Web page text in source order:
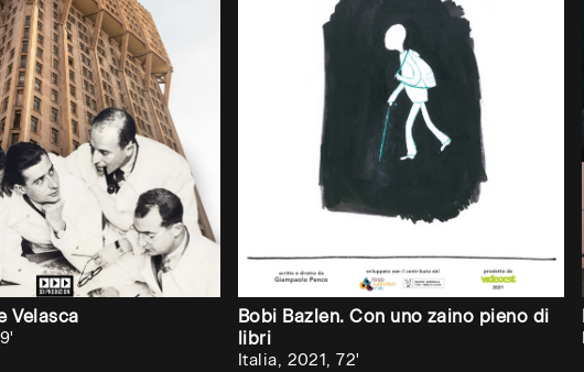
Velasca
Bobi Bazlen. Con uno zaino pieno di
libri
Italia, 2021, 72'